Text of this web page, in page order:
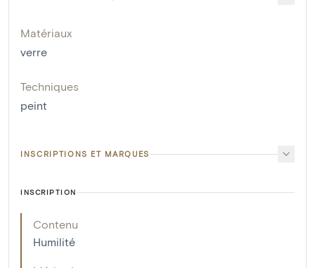
Matériaux
verre
Techniques
peint
INSCRIPTIONS ET MARQUES
INSCRIPTION
Contenu
Humilité